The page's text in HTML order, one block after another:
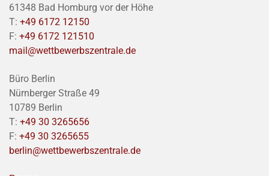
61348 Bad Homburg vor der Höhe
T: +49 6172 12150
F: +49 6172 121510
mail@wettbewerbszentrale.de
Büro Berlin
Nürnberger Straße 49
10789 Berlin
T: +49 30 3265656
F: +49 30 3265655
berlin@wettbewerbszentrale.de